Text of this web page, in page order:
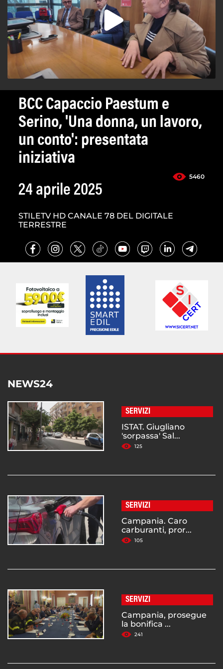
BCC Capaccio Paestum e
Serino, 'Una donna, un lavoro,
un conto': presentata
iniziativa
5460
24 aprile 2025
STILETV HD CANALE 78 DEL DIGITALE
TERRESTRE
NEWS24
SERVIZI
ISTAT. Giugliano
'sorpassa' Sal...
125
SERVIZI
Campania. Caro
carburanti, pror...
105
SERVIZI
Campania, prosegue
la bonifica ...
241